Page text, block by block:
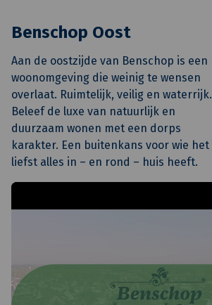
Benschop Oost
Aan de oostzijde van Benschop is een
woonomgeving die weinig te wensen
overlaat. Ruimtelijk, veilig en waterrijk.
Beleef de luxe van natuurlijk en
duurzaam wonen met een dorps
karakter. Een buitenkans voor wie het
liefst alles in – en rond – huis heeft.